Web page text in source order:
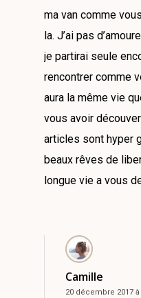
ma van comme
la. J’ai pas
je partirai seule
rencontrer comme
aura la même vie
vous avoir
articles sont hyper
beaux rêves de
longue vie a vous
Camille
20 décembre 2017